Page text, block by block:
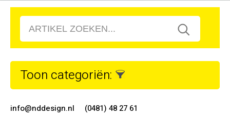
Toon categoriën:
info@nddesign.nl
(0481) 48 27 61